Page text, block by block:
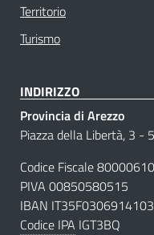
Territorio
Turismo
INDIRIZZO
Provincia di Arezzo
Piazza della Libertà, 3 -
Codice Fiscale
PIVA 00850580515
IBAN
Codice IPA IGT3BQ